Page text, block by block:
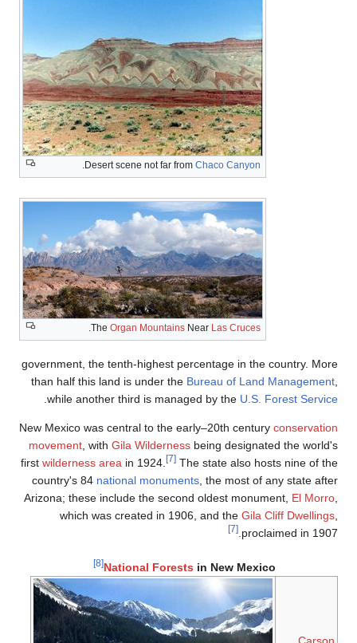
Desert scene not far from
.
TheOrgan MountainsNear
.
government, the tenth-highest percentage in the
than half this land is under theBureau of Land
while another third is managed by theU.S.
.
New Mexico was central to the early–20th century
movement, withGila Wildernessbeing designated
firstwilderness areain 1924.
The state also hosts
country's 84national monuments, the most of any
Arizona; these include the second oldest
which was created in 1906, and theGila Cliff
National Forests in New Mexico